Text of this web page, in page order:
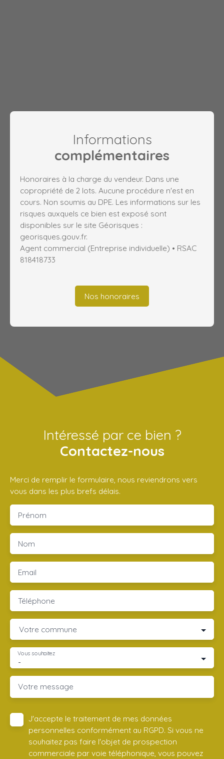
Informations
complémentaires
Honoraires à la charge du vendeur. Dans une
copropriété de 2 lots. Aucune procédure n'est en
cours. Non soumis au DPE. Les informations sur les
risques auxquels ce bien est exposé sont
disponibles sur le site Géorisques :
georisques.gouv.fr.
Agent commercial (Entreprise individuelle) • RSAC
818418733
Nos honoraires
Intéressé par ce bien ?
Contactez-nous
Merci de remplir le formulaire, nous reviendrons vers
vous dans les plus brefs délais.
Prénom
Nom
Email
Téléphone
Votre commune
-
Vous souhaitez
Votre message
J'accepte le traitement de mes données
personnelles conformément au RGPD. Si vous ne
souhaitez pas faire l'objet de prospection
commerciale par voie téléphonique, vous pouvez